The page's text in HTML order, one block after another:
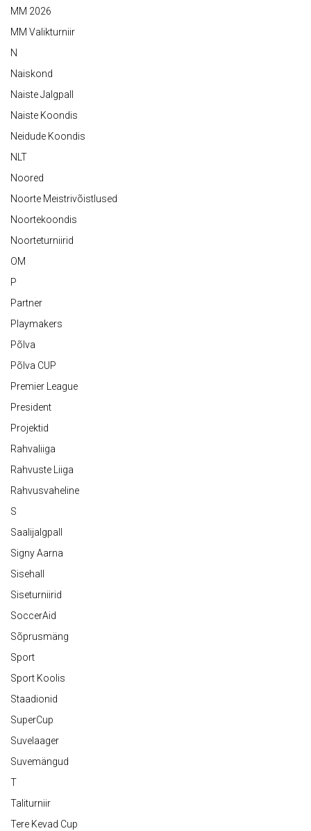
MM 2026
MM Valikturniir
N
Naiskond
Naiste Jalgpall
Naiste Koondis
Neidude Koondis
NLT
Noored
Noorte Meistrivõistlused
Noortekoondis
Noorteturniirid
OM
P
Partner
Playmakers
Põlva
Põlva CUP
Premier League
President
Projektid
Rahvaliiga
Rahvuste Liiga
Rahvusvaheline
S
Saalijalgpall
Signy Aarna
Sisehall
Siseturniirid
SoccerAid
Sõprusmäng
Sport
Sport Koolis
Staadionid
SuperCup
Suvelaager
Suvemängud
T
Taliturniir
Tere Kevad Cup